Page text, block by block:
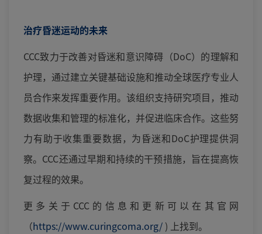
治疗昏迷运动的未来
CCC致力于改善对昏迷和意识障碍（DoC）的理解和
护理，通过建立关键基础设施和推动全球医疗专业人
员合作来发挥重要作用。该组织支持研究项目，推动
数据收集和管理的标准化，并促进临床合作。这些努
力有助于收集重要数据，为昏迷和DoC护理提供洞
察。CCC还通过早期和持续的干预措施，旨在提高恢
复过程的效果。
更多关于CCC的信息和更新可以在其官网
（https://www.curingcoma.org/ ) 上找到。